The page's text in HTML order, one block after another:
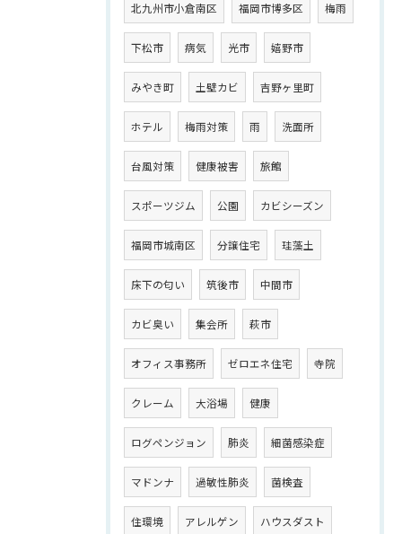
北九州市小倉南区 福岡市博多区 梅雨
下松市 病気 光市 嬉野市
みやき町 土壁カビ 吉野ヶ里町
ホテル 梅雨対策 雨 洗面所
台風対策 健康被害 旅館
スポーツジム 公園 カビシーズン
福岡市城南区 分譲住宅 珪藻土
床下の匂い 筑後市 中間市
カビ臭い 集会所 萩市
オフィス事務所 ゼロエネ住宅 寺院
クレーム 大浴場 健康
ログペンジョン 肺炎 細菌感染症
マドンナ 過敏性肺炎 菌検査
住環境 アレルゲン ハウスダスト